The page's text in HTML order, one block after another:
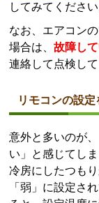
してみてください
なお、エアコン
場合は、故障し
連絡して点検し
リモコンの設
意外と多いのが、
い」と感じてし
冷房にしたつも
「弱」に設定さ